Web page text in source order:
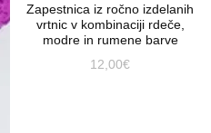
Zapestnica iz ročno izdelanih
vrtnic v kombinaciji rdeče,
modre in rumene barve
12,00€